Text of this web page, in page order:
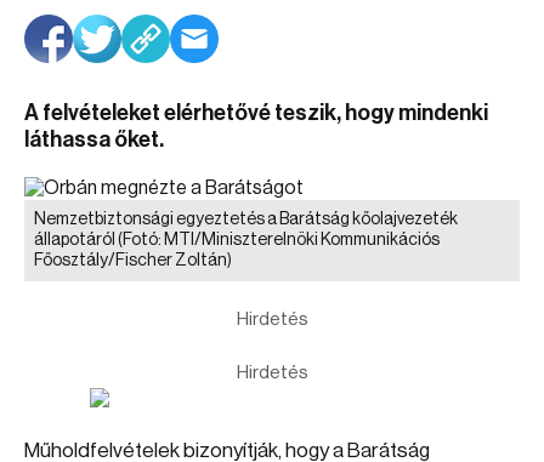
A felvételeket elérhetővé teszik, hogy mindenki
láthassa őket.
Nemzetbiztonsági egyeztetés a Barátság kőolajvezeték
állapotáról (Fotó: MTI/Miniszterelnöki Kommunikációs
Főosztály/Fischer Zoltán)
Hirdetés
Hirdetés
Műholdfelvételek bizonyítják, hogy a Barátság